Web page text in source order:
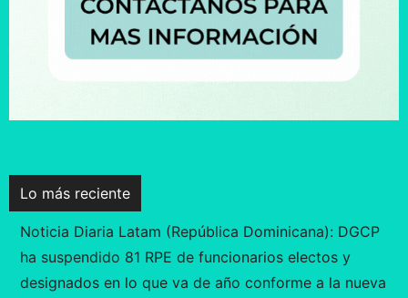
Lo más reciente
Noticia Diaria Latam (Ecuador): COMUNICADO
OFICIAL – REFORMAS AL REGLAMENTO DE
CONTRATACIÓN PÚBLICA MANTIENEN UNA